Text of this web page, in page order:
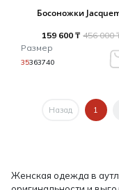
Босоножки
159 600 ₸ 456 000
Размер
35363740
Назад 1
Женская одежда в